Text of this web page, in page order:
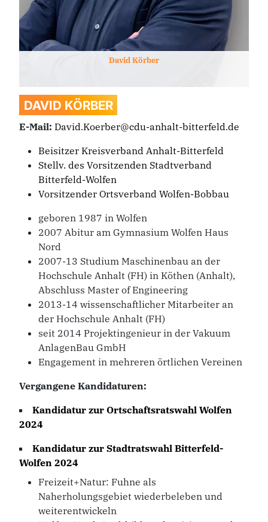
DavidKörber
DAVID KÖRBER
E-Mail: David.Koerber@cdu-anhalt-bitterfeld.de
Beisitzer Kreisverband Anhalt-Bitterfeld
Stellv. des Vorsitzenden Stadtverband
Bitterfeld-Wolfen
Vorsitzender Ortsverband Wolfen-Bobbau
geboren 1987 in Wolfen
2007 Abitur am Gymnasium Wolfen Haus
Nord
2007-13 Studium Maschinenbau an der
Hochschule Anhalt (FH) in Köthen (Anhalt),
Abschluss Master of Engineering
2013-14 wissenschaftlicher Mitarbeiter an
der Hochschule Anhalt (FH)
seit 2014 Projektingenieur in der Vakuum
AnlagenBau GmbH
Engagement in mehreren örtlichen Vereinen
Vergangene Kandidaturen:
Kandidatur zur Ortschaftsratswahl Wolfen
2024
Kandidatur zur Stadtratswahl Bitterfeld-
Wolfen 2024
Freizeit+Natur: Fuhne als
Naherholungsgebiet wiederbeleben und
weiterentwickeln